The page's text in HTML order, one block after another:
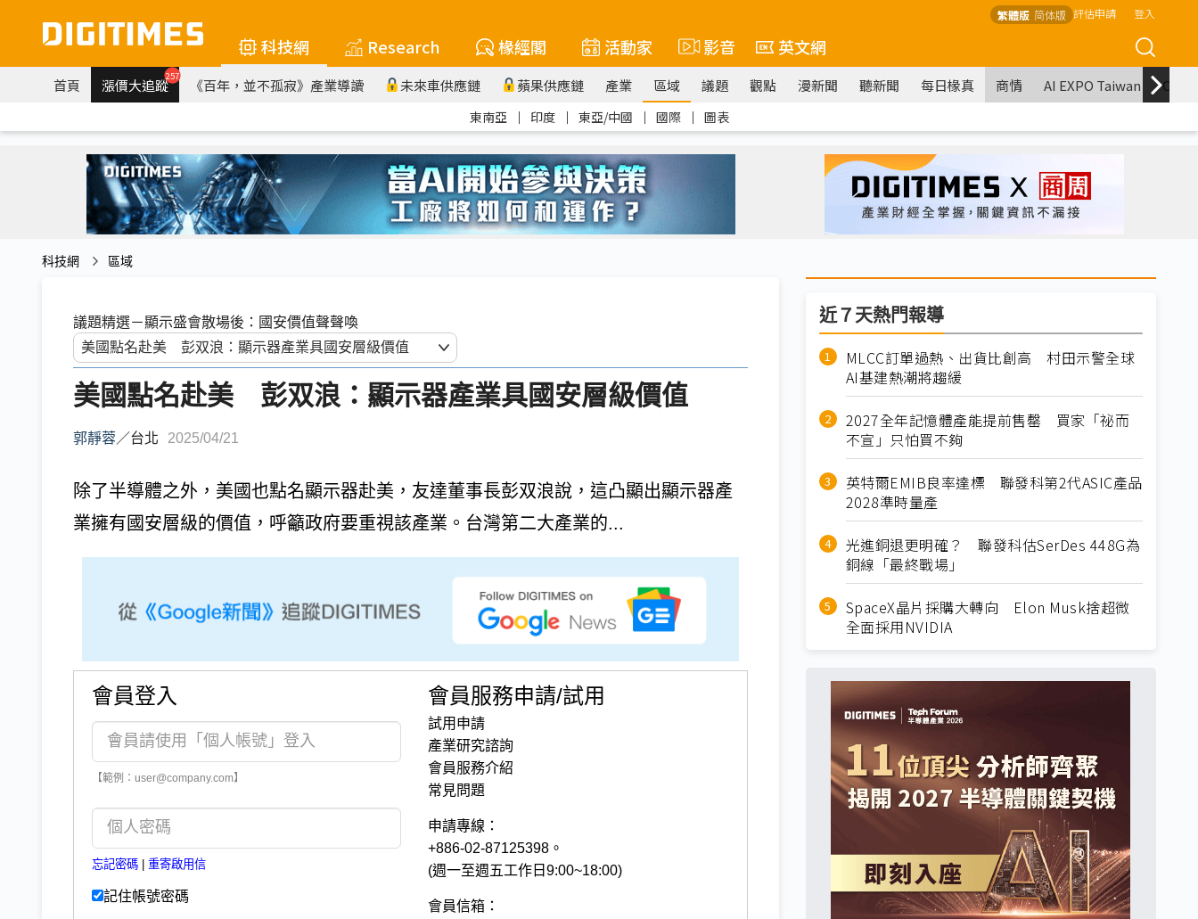
繁體版 简体版 評估申請 登入
科技網 Research 椽經閣 活動家 影音 英文網
首頁 漲價大追蹤257 《百年，並不孤寂》產業導讀 未來車供應鏈 蘋果供應鏈 產業 區域 議題 觀點 漫新聞 聽新聞 每日椽真 商情 AI EXPO Taiwan
東南亞 ｜ 印度 ｜ 東亞/中國 ｜ 國際 ｜ 圖表
科技網 區域
議題精選－顯示盛會散場後：國安價值聲聲喚
美國點名赴美 彭双浪：顯示器產業具國安層級價值
郭靜蓉／台北 2025/04/21
除了半導體之外，美國也點名顯示器赴美，友達董事長彭双浪說，這凸顯出顯示器產
業擁有國安層級的價值，呼籲政府要重視該產業。台灣第二大產業的...
會員登入
【範例：user@company.com】
忘記密碼 重寄啟用信
記住帳號密碼
會員服務申請/試用
試用申請
產業研究諮詢
會員服務介紹
常見問題
申請專線：
+886-02-87125398。
(週一至週五工作日9:00~18:00)
會員信箱：
近７天熱門報導
MLCC訂單過熱、出貨比創高 村田示警全球
AI基建熱潮將趨緩
2027全年記憶體產能提前售罄 買家「祕而
不宣」只怕買不夠
英特爾EMIB良率達標 聯發科第2代ASIC產品
2028準時量產
光進銅退更明確？ 聯發科估SerDes 448G為
銅線「最終戰場」
SpaceX晶片採購大轉向 Elon Musk捨超微
全面採用NVIDIA